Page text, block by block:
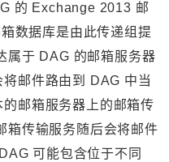
的 Exchange 2013 邮
数据库是由此传递组提
属于 DAG 的邮箱服务器
将邮件路由到 DAG 中当
邮箱服务器上的邮箱传
箱传输服务随后会将邮件
可能包含位于不同